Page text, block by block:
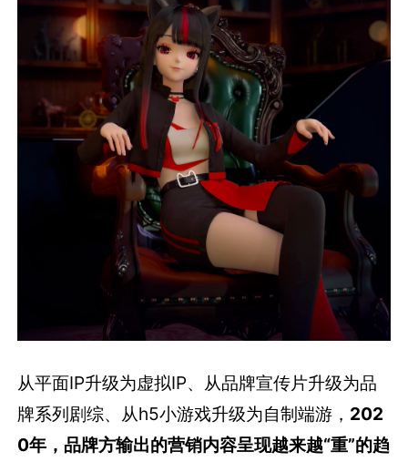
从平面IP升级为虚拟IP、从品牌宣传片升级为品
牌系列剧综、从h5小游戏升级为自制端游， 202
0年，品牌方输出的营销内容呈现越来越“重”的趋